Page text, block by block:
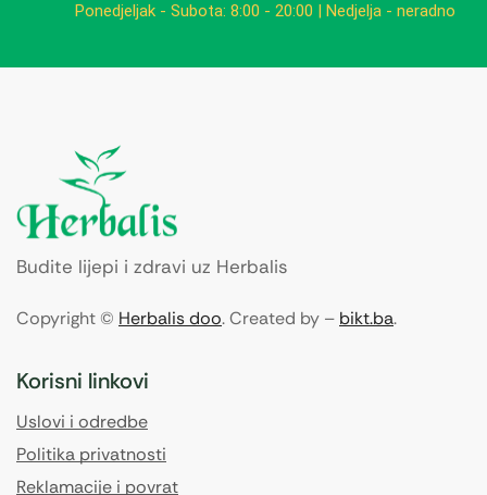
Ponedjeljak - Subota: 8:00 - 20:00 | Nedjelja - neradno
Budite lijepi i zdravi uz Herbalis
Copyright © Herbalis doo. Created by – bikt.ba.
Korisni linkovi
Uslovi i odredbe
Politika privatnosti
Reklamacije i povrat